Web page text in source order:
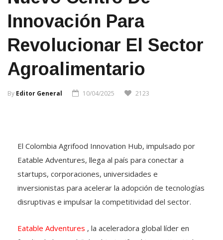
Innovación Para
Revolucionar El Sector
Agroalimentario
Eatable Adventures, llega al país para conectar a
startups, corporaciones, universidades e
inversionistas para acelerar la adopción de tecnologías
disruptivas e impulsar la competitividad del sector.
foodtech, lanza el Colombia Agrifood Innovation Hub ,